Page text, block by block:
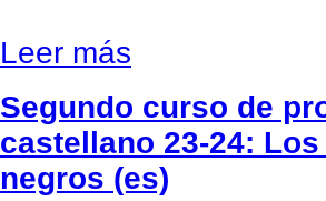
Leer más
Segundo curso de
castellano 23-24:
negros (es)